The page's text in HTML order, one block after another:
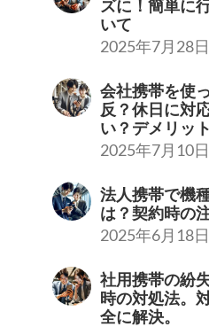
ズに！簡単に
いて
2025年7月28日
会社携帯を使
反？休日に対
い？デメリッ
2025年7月10日
法人携帯で機
は？契約時の
2025年6月18日
社用携帯の紛
時の対処法。
全に解決。